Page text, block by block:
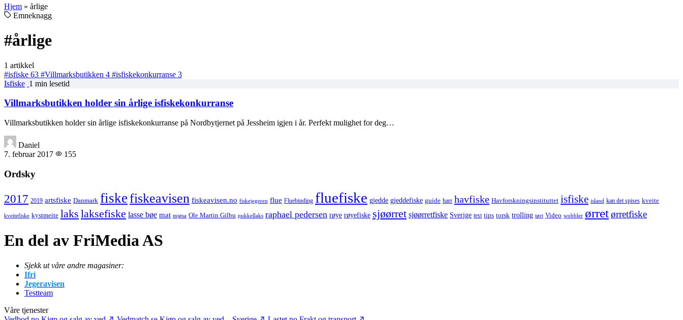
Hjem » årlige
Emneknagg
#årlige
1 artikkel
#isfiske 63 #Villmarksbutikken 4 #isfiskekonkurranse 3
Isfiske 1 min lesetid
Villmarksbutikken holder sin årlige isfiskekonkurranse
Villmarksbutikken holder sin årlige isfiskekonkurranse på Nordbytjernet på Jessheim igjen i år. Perfekt mulighet for deg…
Daniel
7. februar 2017
155
Ordsky
2017 2019 artsfiske Danmark fiskefiskeavisen fiskeavisen.no fiskejegeren flue Fluebinding fluefiske gjedde gjeddefiske guide harr havfiske Havforskningsinstituttet isfiske island kan det spises kveite
kveitefiske kystmeite laks laksefiske lasse bøe mat mjøsa Ole Martin Gilbu pukkellaks raphael pedersen røye røyefiske sjøørret sjøørretfiske Sverige test tips torsk trolling tørt Video wobbler ørretørretfiske
En del av FriMedia AS
Sjekk ut våre andre magasiner:
Ifri
Jegeravisen
Testteam
Våre tjenester